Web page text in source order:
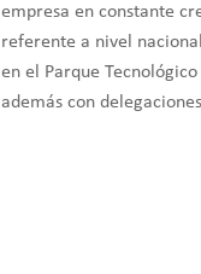
empresa en constante
referente a nivel
en el Parque
además con